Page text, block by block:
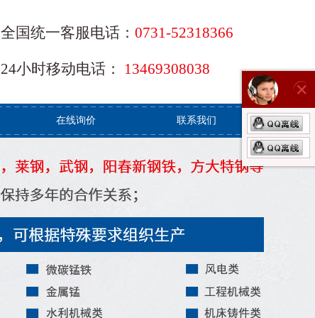
全国统一客服电话： 0731-52318366
24小时移动电话： 13469308038
在线询价 联系我们